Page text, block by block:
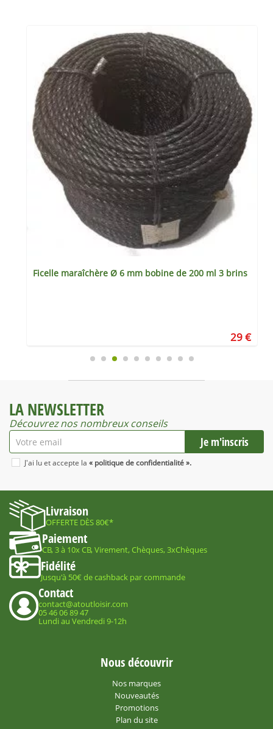
Ficelle maraîchère Ø 6 mm bobine de 200 ml 3 brins
29 €
LA NEWSLETTER
Découvrez nos nombreux conseils
J'ai lu et accepte la « politique de confidentialité ».
Livraison
OFFERTE DÈS 80€*
Paiement
CB, 3 à 10x CB, Virement, Chèques, 3xChèques
Fidélité
Jusqu'à 50€ de cashback par commande
Contact
contact@atoutloisir.com
05 46 06 89 47
Lundi au Vendredi 9-12h
Nous découvrir
Nos marques
Nouveautés
Promotions
Plan du site